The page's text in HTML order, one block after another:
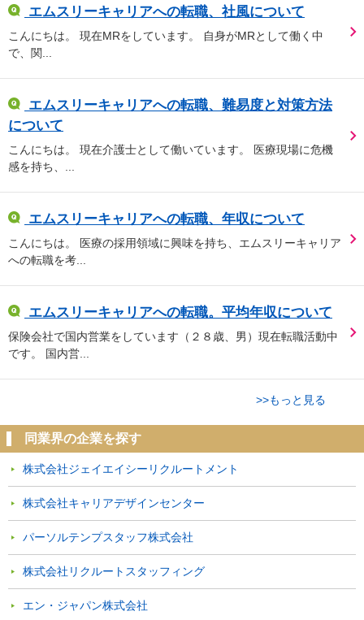
エムスリーキャリアへの転職、社風について
こんにちは。 現在MRをしています。 自身がMRとして働く中
で、関...
エムスリーキャリアへの転職、難易度と対策方法
について
こんにちは。 現在介護士として働いています。 医療現場に危機
感を持ち、...
エムスリーキャリアへの転職、年収について
こんにちは。 医療の採用領域に興味を持ち、エムスリーキャリア
への転職を考...
エムスリーキャリアへの転職。平均年収について
保険会社で国内営業をしています（２８歳、男）現在転職活動中
です。 国内営...
>>もっと見る
同業界の企業を探す
株式会社ジェイエイシーリクルートメント
株式会社キャリアデザインセンター
パーソルテンプスタッフ株式会社
株式会社リクルートスタッフィング
エン・ジャパン株式会社